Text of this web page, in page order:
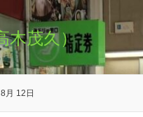
木茂久）
月 12日